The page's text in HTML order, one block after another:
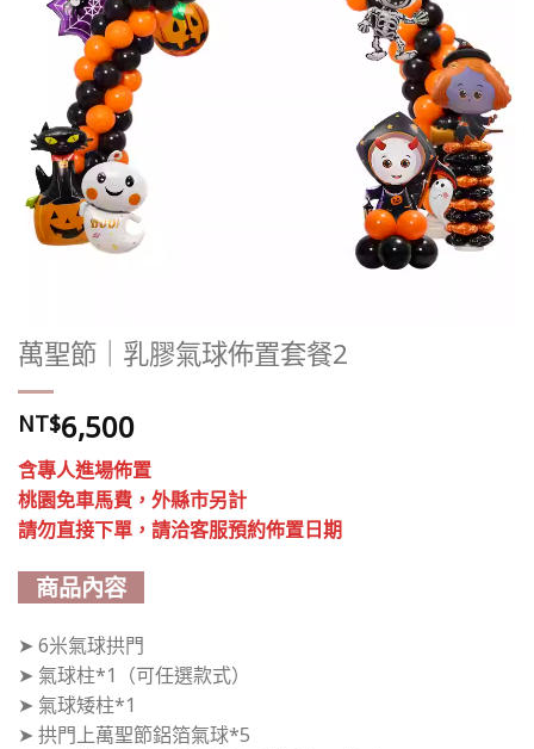
萬聖節｜乳膠氣球佈置套餐2
NT$6,500
含專人進場佈置
桃園免車馬費，外縣市另計
請勿直接下單，請洽客服預約佈置日期
商品內容
➤ 6米氣球拱門
➤ 氣球柱*1（可任選款式）
➤ 氣球矮柱*1
➤ 拱門上萬聖節鋁箔氣球*5